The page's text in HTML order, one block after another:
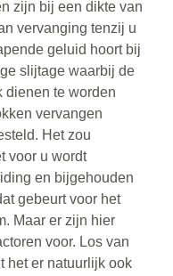
zijn bij een dikte van
vervanging tenzij u
geluid hoort bij
slijtage waarbij de
dienen te worden
vervangen
Het zou
voor u wordt
en bijgehouden
gebeurt voor het
Maar er zijn hier
voor. Los van
het er natuurlijk ook